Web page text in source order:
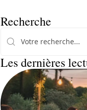
Recherche
Les dernières